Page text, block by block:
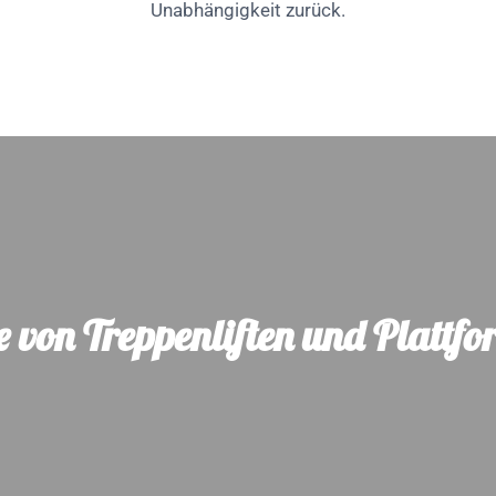
Unabhängigkeit zurück.
von Treppenliften und